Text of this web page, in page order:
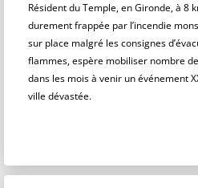
Résident du Temple, en Gironde, à 8
durement frappée par l’incendie
sur place malgré les consignes
flammes, espère mobiliser nombre
dans les mois à venir un événement
ville dévastée.